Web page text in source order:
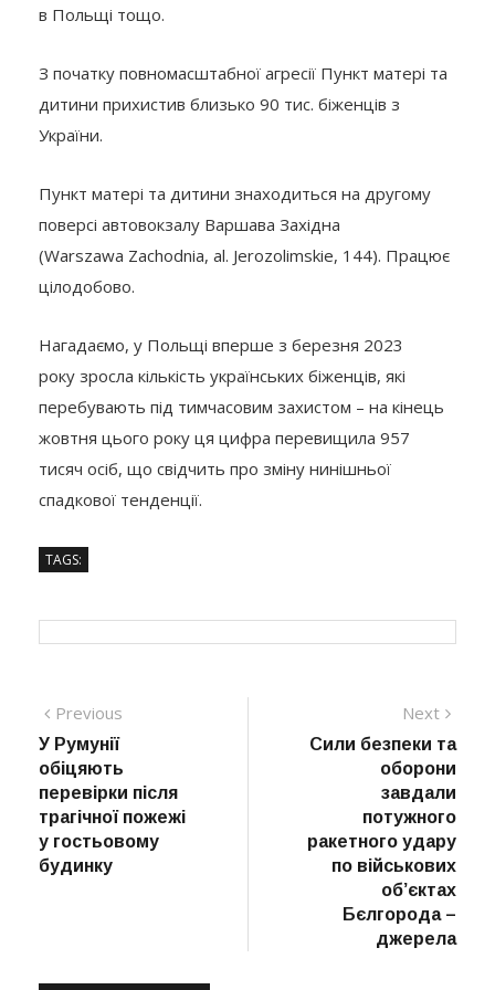
в Польщі тощо.
З початку повномасштабної агресії Пункт матері та
дитини прихистив близько 90 тис. біженців з
України.
Пункт матері та дитини знаходиться на другому
поверсі автовокзалу Варшава Західна
(Warszawa Zachodnia, al. Jerozolimskie, 144). Працює
цілодобово.
Нагадаємо, у Польщі вперше з березня 2023
року зросла кількість українських біженців, які
перебувають під тимчасовим захистом – на кінець
жовтня цього року ця цифра перевищила 957
тисяч осіб, що свідчить про зміну нинішньої
спадкової тенденції.
TAGS:
Навігація
записів
Previous
У Румунії
обіцяють
перевірки після
трагічної пожежі
у гостьовому
будинку
Next
post:
Сили безпеки та
оборони
завдали
потужного
ракетного удару
по військових
об’єктах
Бєлгорода –
джерела